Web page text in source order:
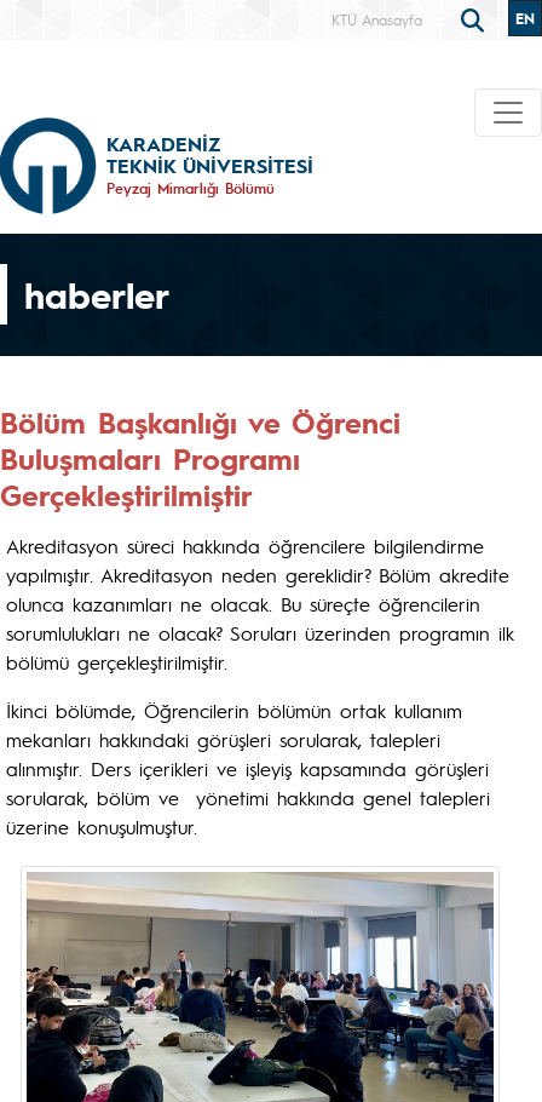
KTÜ Anasayfa EN
KARADENİZ
TEKNİK ÜNİVERSİTESİ
Peyzaj Mimarlığı Bölümü
haberler
Bölüm Başkanlığı ve Öğrenci
Buluşmaları Programı
Gerçekleştirilmiştir
Akreditasyon süreci hakkında öğrencilere bilgilendirme
yapılmıştır. Akreditasyon neden gereklidir? Bölüm akredite
olunca kazanımları ne olacak. Bu süreçte öğrencilerin
sorumlulukları ne olacak? Soruları üzerinden programın ilk
bölümü gerçekleştirilmiştir.
İkinci bölümde, Öğrencilerin bölümün ortak kullanım
mekanları hakkındaki görüşleri sorularak, talepleri
alınmıştır. Ders içerikleri ve işleyiş kapsamında görüşleri
sorularak, bölüm ve yönetimi hakkında genel talepleri
üzerine konuşulmuştur.